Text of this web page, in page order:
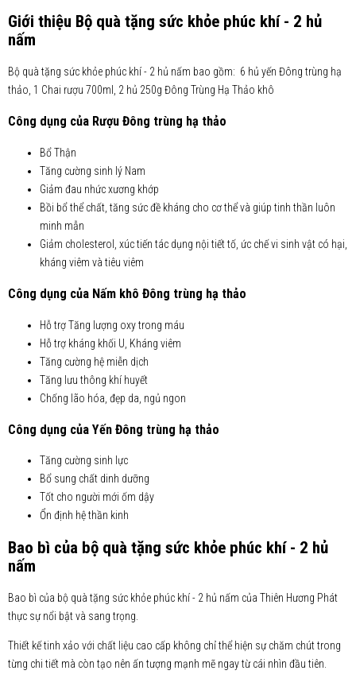
Giới thiệu Bộ quà tặng sức khỏe phúc khí - 2 hủ
nấm
Bộ quà tặng sức khỏe phúc khí - 2 hủ nấm bao gồm: 6 hủ yến Đông trùng hạ
thảo, 1 Chai rượu 700ml, 2 hủ 250g Đông Trùng Hạ Thảo khô
Công dụng của Rượu Đông trùng hạ thảo
Bổ Thận
Tăng cường sinh lý Nam
Giảm đau nhức xương khớp
Bồi bổ thể chất, tăng sức đề kháng cho cơ thể và giúp tinh thần luôn
minh mẫn
Giảm cholesterol, xúc tiến tác dụng nội tiết tố, ức chế vi sinh vật có hại,
kháng viêm và tiêu viêm
Công dụng của Nấm khô Đông trùng hạ thảo
Hỗ trợ Tăng lượng oxy trong máu
Hỗ trợ kháng khối U, Kháng viêm
Tăng cường hệ miễn dịch
Tăng lưu thông khí huyết
Chống lão hóa, đẹp da, ngủ ngon
Công dụng của Yến Đông trùng hạ thảo
Tăng cường sinh lực
Bổ sung chất dinh dưỡng
Tốt cho người mới ốm dậy
Ổn định hệ thần kinh
Bao bì của bộ quà tặng sức khỏe phúc khí - 2 hủ
nấm
Bao bì của bộ quà tặng sức khỏe phúc khí - 2 hủ nấm của Thiên Hương Phát
thực sự nổi bật và sang trọng.
Thiết kế tinh xảo với chất liệu cao cấp không chỉ thể hiện sự chăm chút trong
từng chi tiết mà còn tạo nên ấn tượng mạnh mẽ ngay từ cái nhìn đầu tiên.